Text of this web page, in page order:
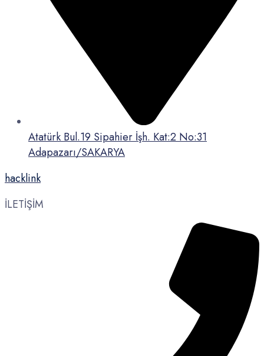
Atatürk Bul.19 Sipahier İşh. Kat:2 No:31
Adapazarı/SAKARYA
hacklink
İLETİŞİM